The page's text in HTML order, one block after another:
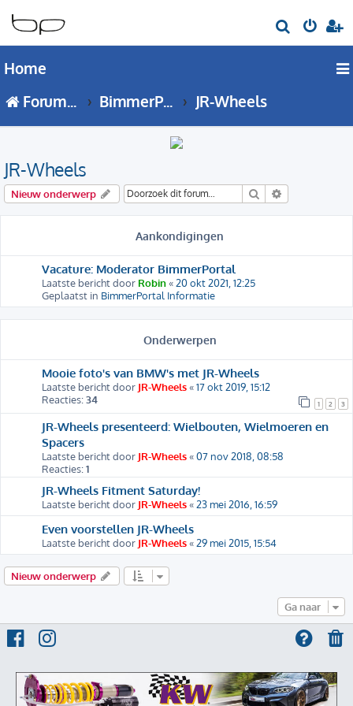
o
Home
Forumoverzicht
BimmerPortal Traders JR-Wheels
JR-Wheels
Nieuw onderwerp Zoek
Aankondigingen
Vacature: Moderator BimmerPortal
Laatste bericht door Robin«20 okt 2021, 12:25
Geplaatst in BimmerPortal Informatie
Onderwerpen
Mooie foto's van BMW's met JR-Wheels
Laatste bericht door JR-Wheels«17 okt 2019, 15:12
Reacties:34 1 2 3
JR-Wheels presenteerd: Wielbouten, Wielmoeren en
Spacers
Laatste bericht door JR-Wheels«07 nov 2018, 08:58
Reacties:1
JR-Wheels Fitment Saturday!
Laatste bericht door JR-Wheels«23 mei 2016, 16:59
Even voorstellen JR-Wheels
Laatste bericht door JR-Wheels«29 mei 2015, 15:54
Nieuw onderwerp
Ga naar